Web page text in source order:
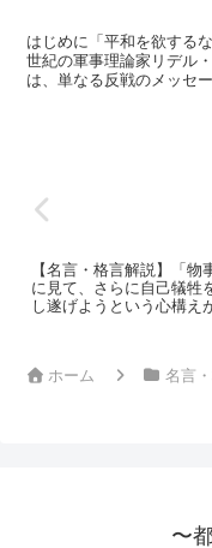
はじめに「平和を欲する
世紀の軍事理論家リデル
は、単なる反戦のメッセ
【名言・格言解説】「物
に見て、さらに自己犠牲
し遂げようという心構え
ホーム
名言
〜